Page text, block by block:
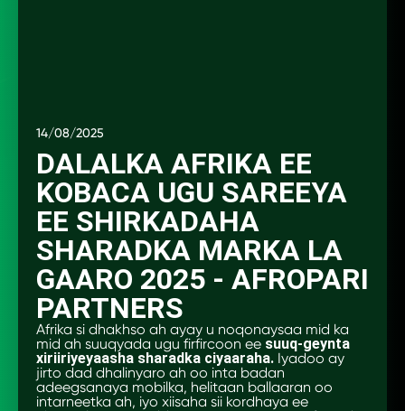
14/08/2025
DALALKA AFRIKA EE
KOBACA UGU SAREEYA
EE SHIRKADAHA
SHARADKA MARKA LA
GAARO 2025 - AFROPARI
PARTNERS
Afrika si dhakhso ah ayay u noqonaysaa mid ka
mid ah suuqyada ugu firfircoon ee suuq-geynta
xiriiriyeyaasha sharadka ciyaaraha. Iyadoo ay
jirto dad dhalinyaro ah oo inta badan
adeegsanaya mobilka, helitaan ballaaran oo
intarneetka ah, iyo xiisaha sii kordhaya ee